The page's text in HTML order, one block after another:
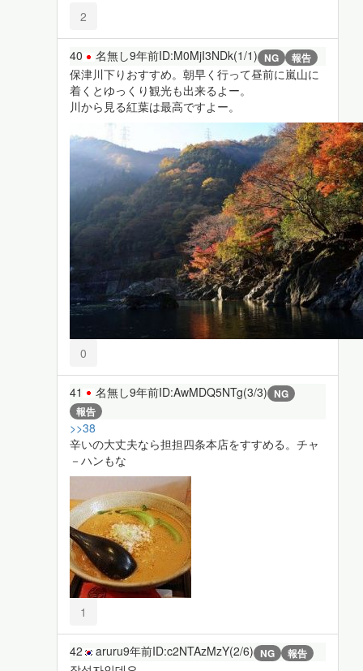
2
40 名無し9年前ID:M0MjI3NDk(1/1) NG 報告
保津川下りおすすめ。朝早く行って昼前に嵐山に
着くとゆっくり観光も出来るよー。
川から見る紅葉は最高ですよー。
0
41 名無し9年前ID:AwMDQ5NTg(3/3) NG
報告
>>38
辛いの大丈夫なら担担四条本店をすすめる。チャ
－ハンもな
1
42 aruru9年前ID:c2NTAzMzY(2/6) NG 報告